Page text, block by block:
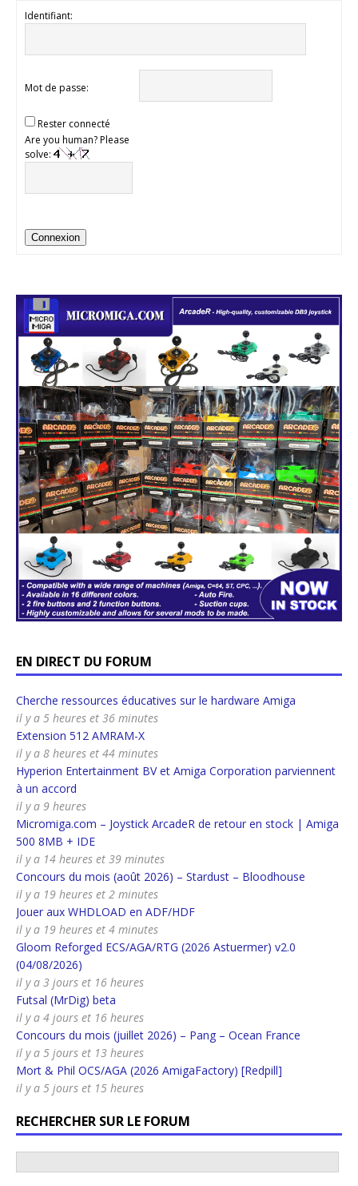
Identifiant:
Mot de passe:
Rester connecté
Are you human? Please
solve:
Connexion
EN DIRECT DU FORUM
Cherche ressources éducatives sur le hardware Amiga
il y a 5 heures et 36 minutes
Extension 512 AMRAM-X
il y a 8 heures et 44 minutes
Hyperion Entertainment BV et Amiga Corporation parviennent
à un accord
il y a 9 heures
Micromiga.com – Joystick ArcadeR de retour en stock | Amiga
500 8MB + IDE
il y a 14 heures et 39 minutes
Concours du mois (août 2026) – Stardust – Bloodhouse
il y a 19 heures et 2 minutes
Jouer aux WHDLOAD en ADF/HDF
il y a 19 heures et 4 minutes
Gloom Reforged ECS/AGA/RTG (2026 Astuermer) v2.0
(04/08/2026)
il y a 3 jours et 16 heures
Futsal (MrDig) beta
il y a 4 jours et 16 heures
Concours du mois (juillet 2026) – Pang – Ocean France
il y a 5 jours et 13 heures
Mort & Phil OCS/AGA (2026 AmigaFactory) [Redpill]
il y a 5 jours et 15 heures
RECHERCHER SUR LE FORUM